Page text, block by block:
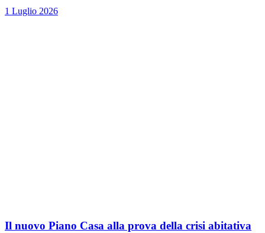
1 Luglio 2026
Il nuovo Piano Casa alla prova della crisi abitativa